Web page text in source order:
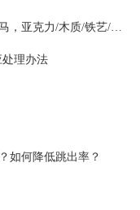
/铁艺/ 玻璃挂钟选品全解析！
处理办法
如何降低跳出率？